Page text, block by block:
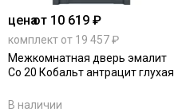
ценаот 10 619 ₽
комплект от 19 457 ₽
Межкомнатная дверь эмалит
Co 20 Кобальт антрацит глухая
В наличии